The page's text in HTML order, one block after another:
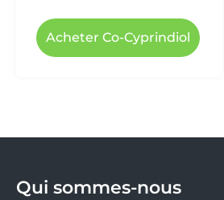
Acheter Co-Cyprindiol
Qui sommes-nous